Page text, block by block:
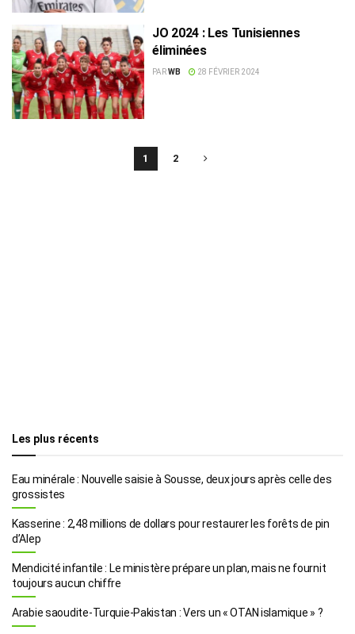
JO 2024 : Les Tunisiennes
éliminées
PARWB 28 FÉVRIER 2024
1 2
Les plus récents
Eau minérale : Nouvelle saisie à Sousse, deux jours après celle des
grossistes
Kasserine : 2,48 millions de dollars pour restaurer les forêts de pin
d’Alep
Mendicité infantile : Le ministère prépare un plan, mais ne fournit
toujours aucun chiffre
Arabie saoudite-Turquie-Pakistan : Vers un « OTAN islamique » ?